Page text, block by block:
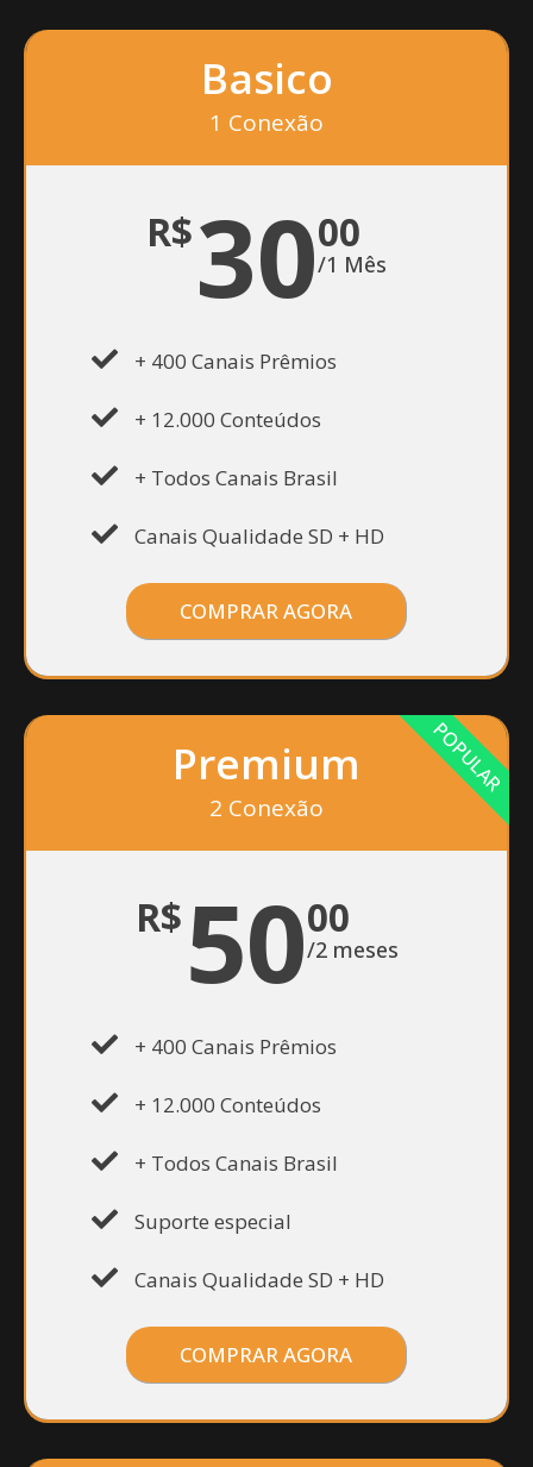
Basico
1 Conexão
R$3000
/1 Mês
+ 400 Canais Prêmios
+ 12.000 Conteúdos
+ Todos Canais Brasil
Canais Qualidade SD + HD
COMPRAR AGORA
Premium
2 Conexão
R$5000
/2 meses
+ 400 Canais Prêmios
+ 12.000 Conteúdos
+ Todos Canais Brasil
Suporte especial
Canais Qualidade SD + HD
COMPRAR AGORA
POPULAR